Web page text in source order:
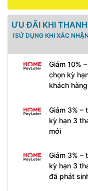
ƯU ĐÃI KHI
(SỬ DỤNG KHI XÁC
Giảm 10%
chọn kỳ
khách
Giảm 3% –
kỳ hạn 3
mới
Giảm 3% –
kỳ hạn 3
đã phát